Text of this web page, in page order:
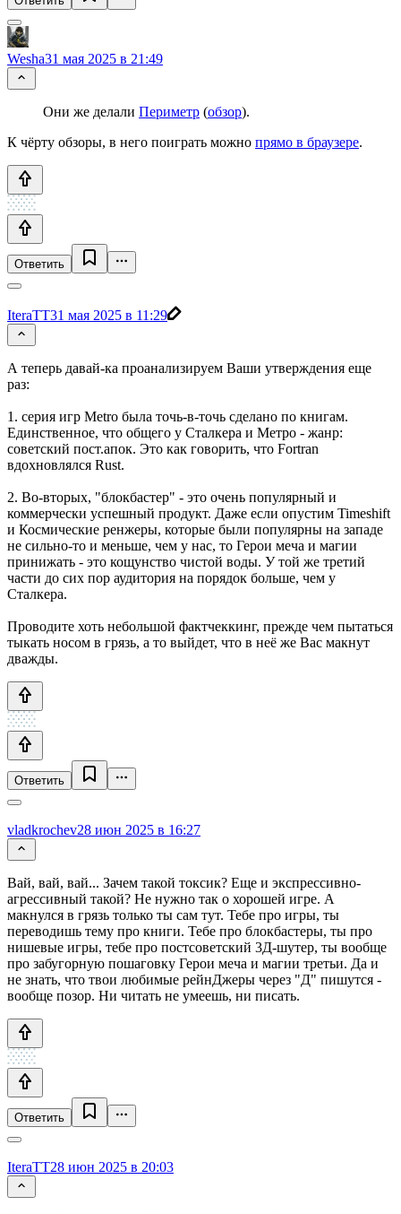
Wesha31 мая 2025 в 21:49
Они же делали Периметр (обзор).
К чёрту обзоры, в него поиграть можно прямо в браузере.
Ответить
IteraTT31 мая 2025 в 11:29
А теперь давай-ка проанализируем Ваши утверждения еще
раз:
1. серия игр Metro была точь-в-точь сделано по книгам.
Единственное, что общего у Сталкера и Метро - жанр:
советский пост.апок. Это как говорить, что Fortran
вдохновлялся Rust.
2. Во-вторых, "блокбастер" - это очень популярный и
коммерчески успешный продукт. Даже если опустим Timeshift
и Космические ренжеры, которые были популярны на западе
не сильно-то и меньше, чем у нас, то Герои меча и магии
принижать - это кощунство чистой воды. У той же третий
части до сих пор аудитория на порядок больше, чем у
Сталкера.
Проводите хоть небольшой фактчеккинг, прежде чем пытаться
тыкать носом в грязь, а то выйдет, что в неё же Вас макнут
дважды.
Ответить
vladkrochev28 июн 2025 в 16:27
Вай, вай, вай... Зачем такой токсик? Еще и экспрессивно-
агрессивный такой? Не нужно так о хорошей игре. А
макнулся в грязь только ты сам тут. Тебе про игры, ты
переводишь тему про книги. Тебе про блокбастеры, ты про
нишевые игры, тебе про постсоветский 3Д-шутер, ты вообще
про забугорную пошаговку Герои меча и магии третьи. Да и
не знать, что твои любимые рейнДжеры через "Д" пишутся -
вообще позор. Ни читать не умеешь, ни писать.
Ответить
IteraTT28 июн 2025 в 20:03